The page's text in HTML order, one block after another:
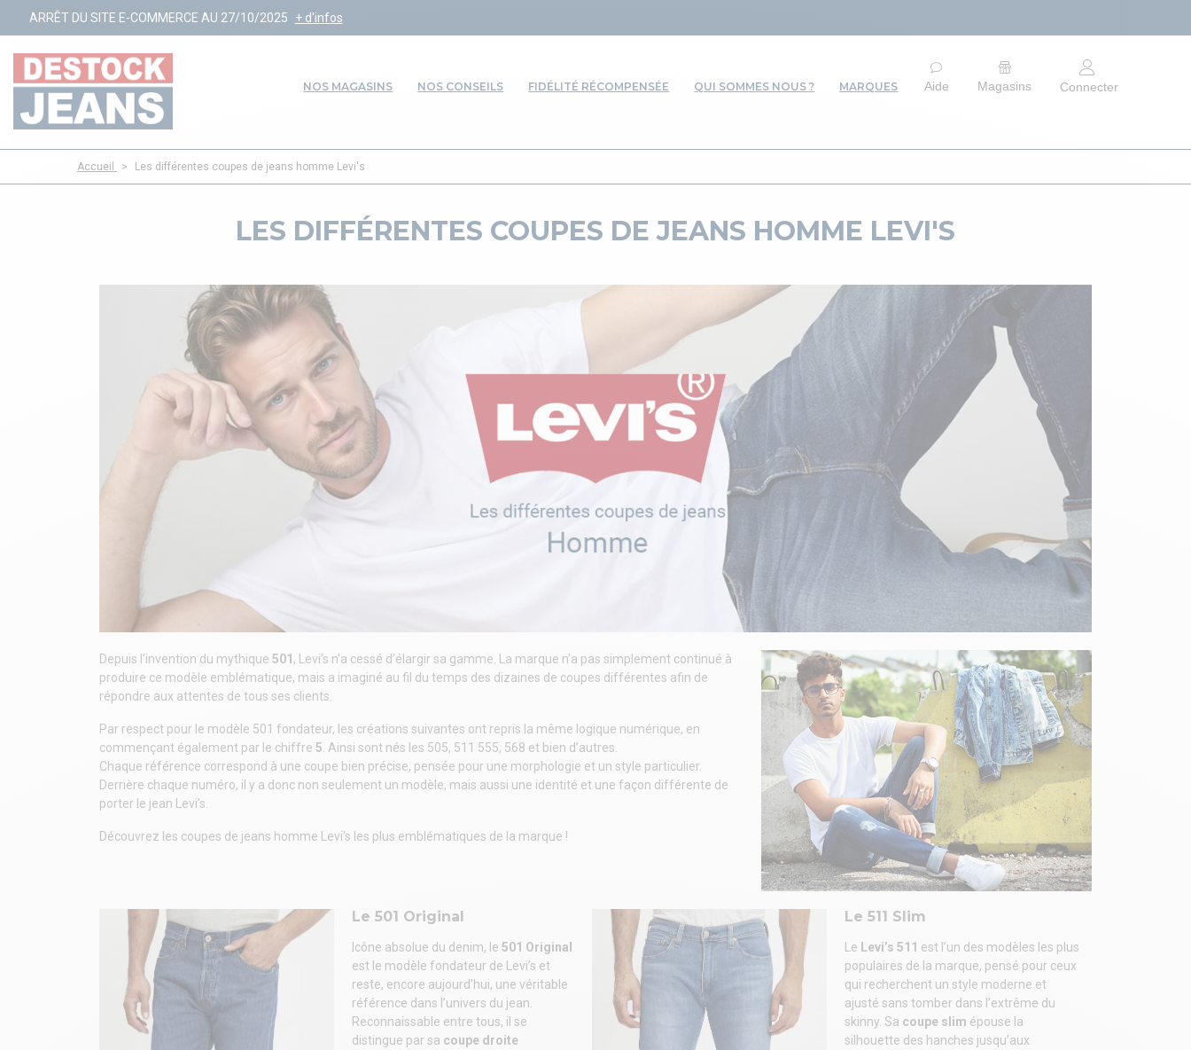
COMMERCE AU 27/10/2025 + d'infos
NOS MAGASINS NOS CONSEILS FIDÉLITÉ RÉCOMPENSÉE QUI SOMMES NOUS ? MARQUES Aide Magasins Connecter
Accueil > Les différentes coupes de jeans homme Levi's
LES DIFFÉRENTES COUPES DE JEANS HOMME LEVI'S
Depuis l’invention du mythique 501 , Levi’s n’a cessé d’élargir sa gamme. La marque n’a pas simplement continué à
produire ce modèle emblématique, mais a imaginé au fil du temps des dizaines de coupes différentes afin de
répondre aux attentes de tous ses clients.
Par respect pour le modèle 501 fondateur, les créations suivantes ont repris la même logique numérique, en
commençant également par le chiffre 5 . Ainsi sont nés les 505, 511 555, 568 et bien d’autres.
Chaque référence correspond à une coupe bien précise, pensée pour une morphologie et un style particulier.
Derrière chaque numéro, il y a donc non seulement un modèle, mais aussi une identité et une façon différente de
porter le jean Levi’s.
Découvrez les coupes de jeans homme Levi's les plus emblématiques de la marque !
Le 501 Original
Icône absolue du denim, le 501 Original
est le modèle fondateur de Levi’s et
reste, encore aujourd’hui, une véritable
référence dans l’univers du jean.
Reconnaissable entre tous, il se
distingue par sa coupe droite
Le 511 Slim
Le Levi’s 511 est l’un des modèles les plus
populaires de la marque, pensé pour ceux
qui recherchent un style moderne et
ajusté sans tomber dans l’extrême du
skinny. Sa coupe slim épouse la
silhouette des hanches jusqu’aux